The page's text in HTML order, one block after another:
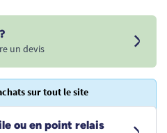
un devis
sur tout le site
ou en point relais